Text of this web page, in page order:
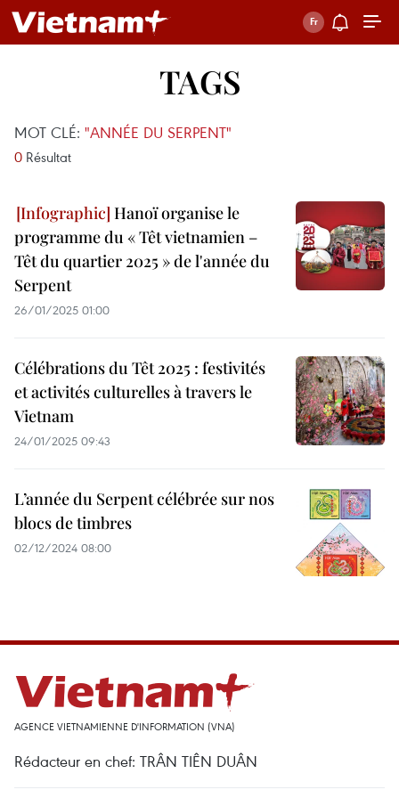
TAGS
MOT CLÉ: "ANNÉE DU SERPENT"
0 Résultat
Hanoï organise le
programme du « Têt vietnamien –
Têt du quartier 2025 » de l'année du
Serpent
26/01/2025 01:00
Célébrations du Têt 2025 : festivités
et activités culturelles à travers le
Vietnam
24/01/2025 09:43
L’année du Serpent célébrée sur nos
blocs de timbres
02/12/2024 08:00
AGENCE VIETNAMIENNE D'INFORMATION (VNA)
Rédacteur en chef: TRÂN TIÊN DUÂN